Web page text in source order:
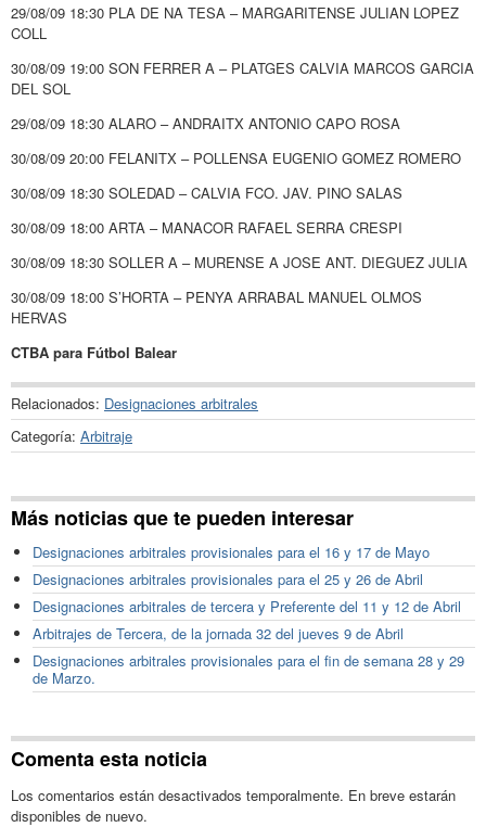
29/08/09 18:30 PLA DE NA TESA – MARGARITENSE JULIAN LOPEZ
COLL
30/08/09 19:00 SON FERRER A – PLATGES CALVIA MARCOS GARCIA
DEL SOL
29/08/09 18:30 ALARO – ANDRAITX ANTONIO CAPO ROSA
30/08/09 20:00 FELANITX – POLLENSA EUGENIO GOMEZ ROMERO
30/08/09 18:30 SOLEDAD – CALVIA FCO. JAV. PINO SALAS
30/08/09 18:00 ARTA – MANACOR RAFAEL SERRA CRESPI
30/08/09 18:30 SOLLER A – MURENSE A JOSE ANT. DIEGUEZ JULIA
30/08/09 18:00 S’HORTA – PENYA ARRABAL MANUEL OLMOS
HERVAS
CTBA para Fútbol Balear
Relacionados: Designaciones arbitrales
Categoría: Arbitraje
Más noticias que te pueden interesar
Designaciones arbitrales provisionales para el 16 y 17 de Mayo
Designaciones arbitrales provisionales para el 25 y 26 de Abril
Designaciones arbitrales de tercera y Preferente del 11 y 12 de Abril
Arbitrajes de Tercera, de la jornada 32 del jueves 9 de Abril
Designaciones arbitrales provisionales para el fin de semana 28 y 29
de Marzo.
Comenta esta noticia
Los comentarios están desactivados temporalmente. En breve estarán
disponibles de nuevo.